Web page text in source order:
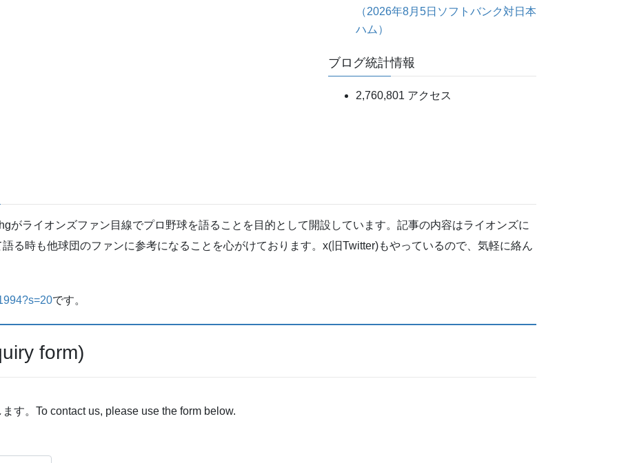
（2026年8月5日ソフトバンク対日本
ハム）
ブログ統計情報
2,760,801 アクセス
がライオンズファン目線でプロ野球を語ることを目的として開設しています。記事の内容はライオンズに
る時も他球団のファンに参考になることを心がけております。x(旧Twitter)もやっているので、気軽に絡ん
です。
form)
す。To contact us, please use the form below.